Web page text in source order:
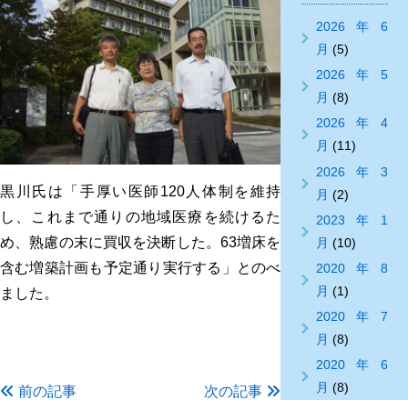
黒川氏は「手厚い医師120人体制を維持
し、これまで通りの地域医療を続けるた
め、熟慮の末に買収を決断した。63増床を
含む増築計画も予定通り実行する」とのべ
ました。
前の記事 次の記事
2026年6
月 (5)
2026年5
月 (8)
2026年4
月 (11)
2026年3
月 (2)
2023年1
月 (10)
2020年8
月 (1)
2020年7
月 (8)
2020年6
月 (8)